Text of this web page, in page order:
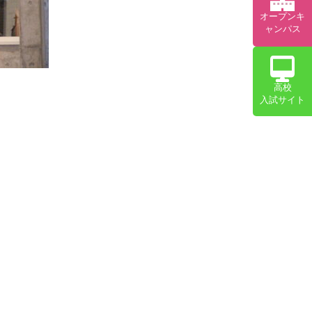
オープンキ
ャンパス
高校
入試サイト